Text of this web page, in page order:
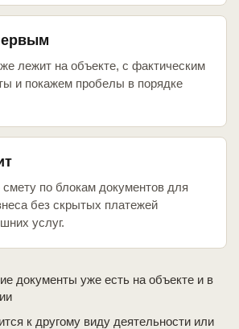
лежит на объекте, с фактическим
и покажем пробелы в порядке
по блокам документов для
без скрытых платежей
услуг.
документы уже есть на объекте и в
к другому виду деятельности или